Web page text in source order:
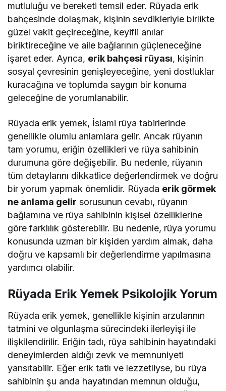
mutluluğu ve bereketi temsil eder. Rüyada erik
bahçesinde dolaşmak, kişinin sevdikleriyle birlikte
güzel vakit geçireceğine, keyifli anılar
biriktireceğine ve aile bağlarının güçleneceğine
işaret eder. Ayrıca, erik bahçesi rüyası, kişinin
sosyal çevresinin genişleyeceğine, yeni dostluklar
kuracağına ve toplumda saygın bir konuma
geleceğine de yorumlanabilir.
Rüyada erik yemek, İslami rüya tabirlerinde
genellikle olumlu anlamlara gelir. Ancak rüyanın
tam yorumu, eriğin özellikleri ve rüya sahibinin
durumuna göre değişebilir. Bu nedenle, rüyanın
tüm detaylarını dikkatlice değerlendirmek ve doğru
bir yorum yapmak önemlidir. Rüyada erik görmek
ne anlama gelir sorusunun cevabı, rüyanın
bağlamına ve rüya sahibinin kişisel özelliklerine
göre farklılık gösterebilir. Bu nedenle, rüya yorumu
konusunda uzman bir kişiden yardım almak, daha
doğru ve kapsamlı bir değerlendirme yapılmasına
yardımcı olabilir.
Rüyada Erik Yemek Psikolojik Yorum
Rüyada erik yemek, genellikle kişinin arzularının
tatmini ve olgunlaşma sürecindeki ilerleyişi ile
ilişkilendirilir. Eriğin tadı, rüya sahibinin hayatındaki
deneyimlerden aldığı zevk ve memnuniyeti
yansıtabilir. Eğer erik tatlı ve lezzetliyse, bu rüya
sahibinin şu anda hayatından memnun olduğu,